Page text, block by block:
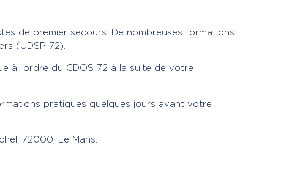
de premier secours. De nombreuses formations
(UDSP 72).
à l’ordre du CDOS 72 à la suite de votre
pratiques quelques jours avant votre
72000, Le Mans.